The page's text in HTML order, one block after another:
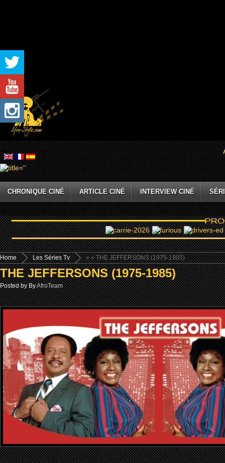
CHRONIQUE CINÉ ARTICLE CINÉ INTERVIEW CINÉ
Home »
Les Séries Tv » THE JEFFERSONS (1975-1985)
THE JEFFERSONS (1975-1985)
Posted by ByAfroTeam